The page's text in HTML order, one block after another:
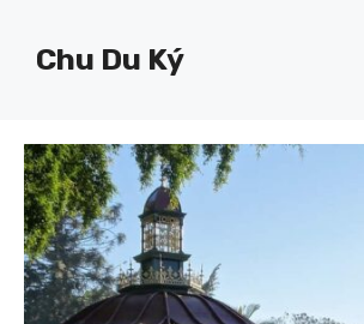
Chu Du Ký